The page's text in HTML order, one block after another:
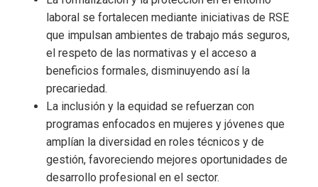
laboral se fortalecen mediante iniciativas de RSE
que impulsan ambientes de trabajo más seguros,
el respeto de las normativas y el acceso a
beneficios formales, disminuyendo así la
precariedad.
La inclusión y la equidad se refuerzan con
programas enfocados en mujeres y jóvenes que
amplían la diversidad en roles técnicos y de
gestión, favoreciendo mejores oportunidades de
desarrollo profesional en el sector.